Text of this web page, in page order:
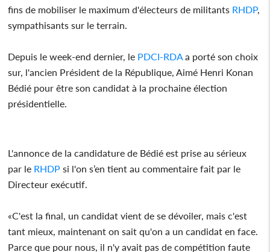
fins de mobiliser le maximum d'électeurs de militants RHDP,
sympathisants sur le terrain.
Depuis le week-end dernier, le PDCI-RDA a porté son choix
sur, l'ancien Président de la République, Aimé Henri Konan
Bédié pour être son candidat à la prochaine élection
présidentielle.
L'annonce de la candidature de Bédié est prise au sérieux
par le RHDP si l'on s’en tient au commentaire fait par le
Directeur exécutif.
«C'est la final, un candidat vient de se dévoiler, mais c'est
tant mieux, maintenant on sait qu'on a un candidat en face.
Parce que pour nous, il n'y avait pas de compétition faute